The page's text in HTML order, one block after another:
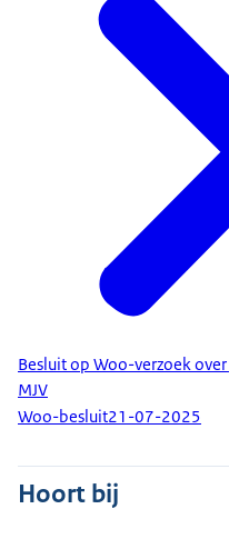
Besluit op Woo-verzoek
MJV
Woo-besluit21-07-2025
Hoort bij